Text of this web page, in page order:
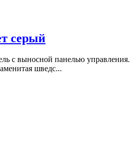
серый
с выносной панелью управления.
шведс...